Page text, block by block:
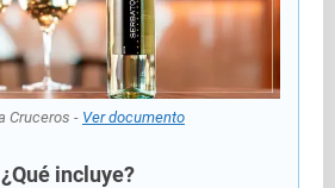
Cruceros - Ver documento
¿Qué incluye?